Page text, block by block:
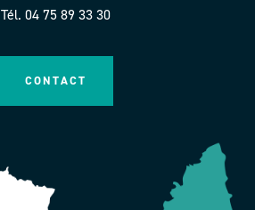
Tél. 04 75 89 33 30
CONTACT